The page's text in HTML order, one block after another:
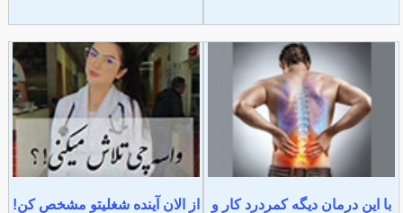
با این درمان دیگه کمردرد کار و
از الان آینده شغلیتو مشخص کن!